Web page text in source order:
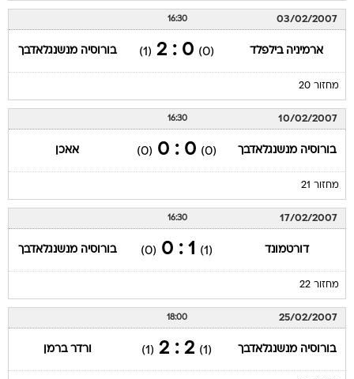
03/02/2007
16:30
ארמיניה בילפלד (0)
0 : 2
(1) בורוסיה מנשנגלאדבך
מחזור 20
10/02/2007
16:30
בורוסיה מנשנגלאדבך (0)
0 : 0
(0) אאכן
מחזור 21
17/02/2007
16:30
דורטמונד (1)
1 : 0
(0) בורוסיה מנשנגלאדבך
מחזור 22
25/02/2007
18:00
בורוסיה מנשנגלאדבך (1)
2 : 2
(1) ורדר ברמן